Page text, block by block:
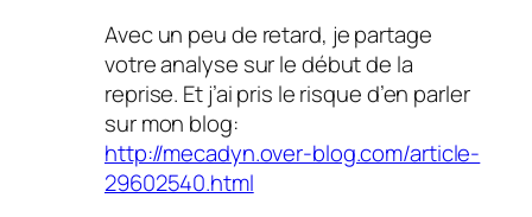
Avec un peu de retard, je partage
votre analyse sur le début de la
reprise. Et j’ai pris le risque d’en parler
sur mon blog:
http://mecadyn.over-blog.com/article-
29602540.html